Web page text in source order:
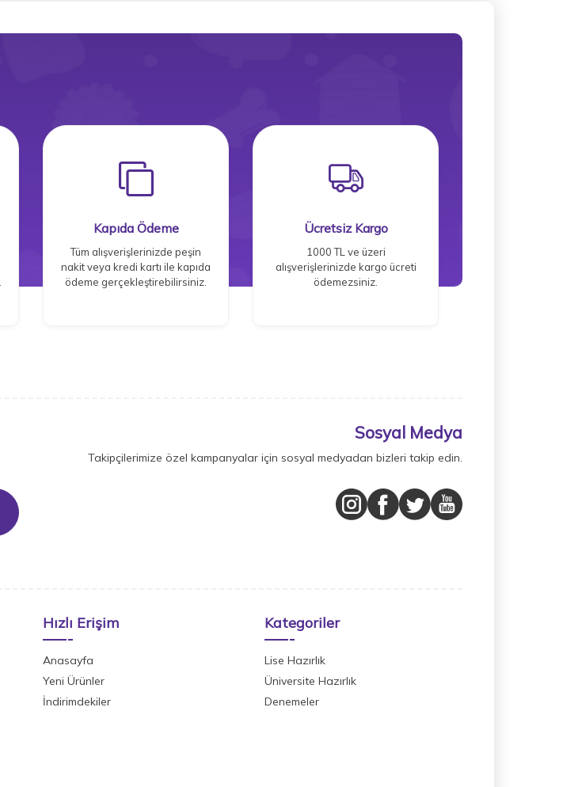
Kapıda Ödeme
Tüm alışverişlerinizde peşin
nakit veya kredi kartı ile kapıda
ödeme gerçekleştirebilirsiniz.
Ücretsiz Kargo
1000 TL ve üzeri
alışverişlerinizde kargo ücreti
ödemezsiniz.
Sosyal Medya
Takipçilerimize özel kampanyalar için sosyal medyadan bizleri takip edin.
Hızlı Erişim
Anasayfa
Yeni Ürünler
İndirimdekiler
Kategoriler
Lise Hazırlık
Üniversite Hazırlık
Denemeler